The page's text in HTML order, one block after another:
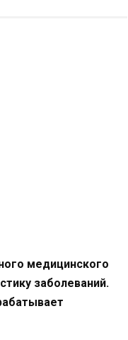
медицинского
заболеваний.